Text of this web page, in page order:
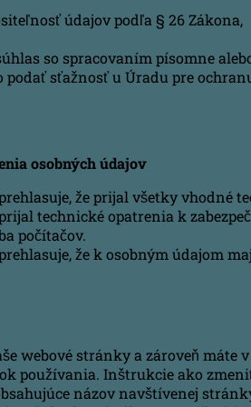
údajov podľa § 26 Zákona,
so spracovaním písomne
podať sťažnosť u Úradu pre
osobných údajov
že prijal všetky vhodné
technické opatrenia k
počítačov.
že k osobným údajom
webové stránky a zároveň máte
používania. Inštrukcie ako
názov navštívenej